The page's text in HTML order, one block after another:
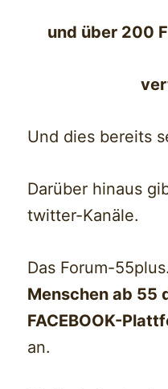
und über 200
Und dies bereits
Darüber hinaus
twitter-Kanäle.
Das Forum-
Menschen ab 55
FACEBOOK-
an.